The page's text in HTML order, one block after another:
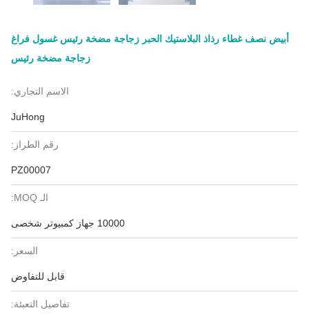
أبيض نصف غطاء رذاذ البلاستيك الحبر زجاجة مضخة رئيس غسول فراغ
زجاجة مضخة رئيس
الاسم التجاري:
JuHong
رقم الطراز:
PZ00007
الـ MOQ:
10000 جهاز كمبيوتر شخصى
السعر:
قابل للتفاوض
تفاصيل التعبئة: